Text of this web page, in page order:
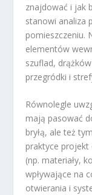
znajdować i jak
stanowi analiza
pomieszczeniu.
elementów
szuflad,
przegródki i
Równolegle
mają pasować
bryłą, ale też
praktyce
(np. materiały,
wpływające na
otwierania i